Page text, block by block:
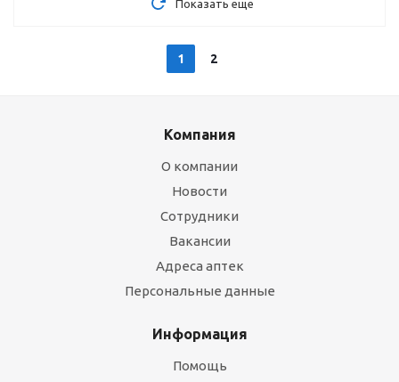
Показать еще
1 2
Компания
О компании
Новости
Сотрудники
Вакансии
Адреса аптек
Персональные данные
Информация
Помощь